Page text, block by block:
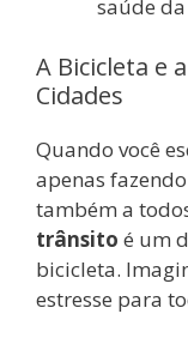
saúde
A Bicicleta e
Cidades
Quando você
apenas
também a
trânsito é um
bicicleta.
estresse para